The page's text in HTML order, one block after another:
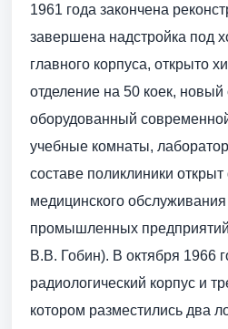
1961 года закончена
завершена надстройка под
главного корпуса, открыто
отделение на 50 коек,
оборудованный
учебные комнаты,
составе поликлиники
медицинского
промышленных
В.В. Гобин). В октября 1966
радиологический корпус и
котором разместились два